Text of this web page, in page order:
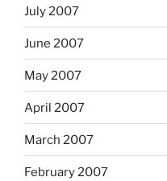
July 2007
June 2007
May 2007
April 2007
March 2007
February 2007